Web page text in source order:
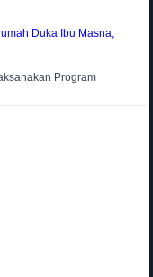
Duka Ibu Masna,
Program